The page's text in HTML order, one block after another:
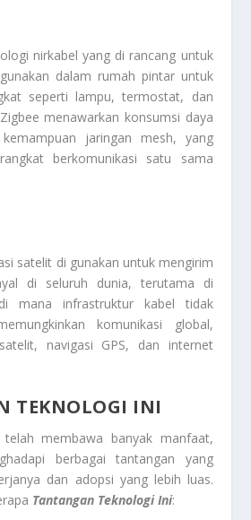
nirkabel yang di rancang untuk
dalam rumah pintar untuk
seperti lampu, termostat, dan
menawarkan konsumsi daya
jaringan mesh, yang
berkomunikasi satu sama
satelit di gunakan untuk mengirim
di seluruh dunia, terutama di
mana infrastruktur kabel tidak
komunikasi global,
navigasi GPS, dan internet
TEKNOLOGI INI
telah membawa banyak manfaat,
berbagai tantangan yang
dan adopsi yang lebih luas.
Tantangan TeknologiIni: